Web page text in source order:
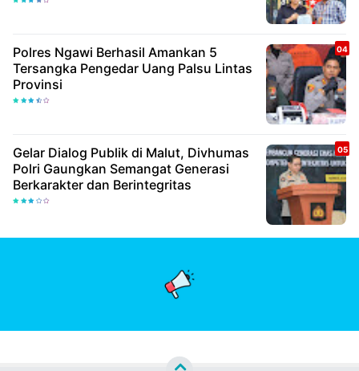
Polres Ngawi Berhasil Amankan 5
Tersangka Pengedar Uang Palsu Lintas
Provinsi
Gelar Dialog Publik di Malut, Divhumas
Polri Gaungkan Semangat Generasi
Berkarakter dan Berintegritas